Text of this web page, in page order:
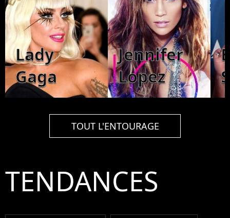
Lady
Gaga
Jennifer
Lopez
TOUT L'ENTOURAGE
TENDANCES